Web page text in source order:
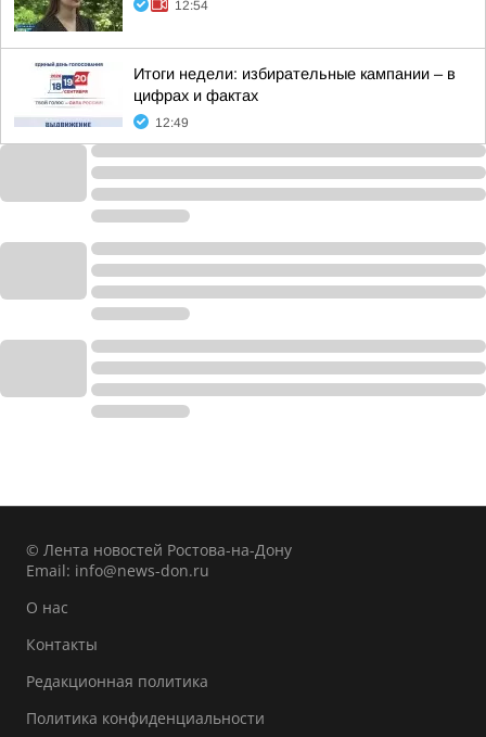
12:54
Итоги недели: избирательные кампании – в
цифрах и фактах
12:49
© Лента новостей Ростова-на-Дону
Email: info@news-don.ru
О нас
Контакты
Редакционная политика
Политика конфиденциальности